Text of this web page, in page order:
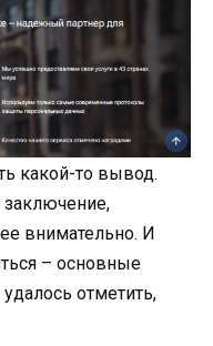
какой-то вывод.
внимательно. И
– основные
отметить,